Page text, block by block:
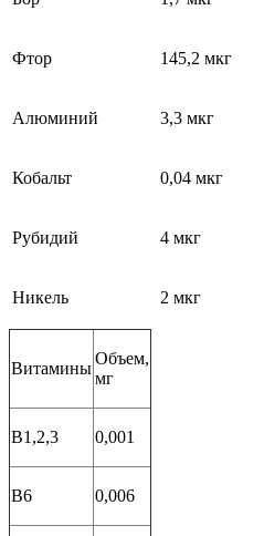
Фтор 145,2 мкг
Алюминий 3,3 мкг
Кобальт 0,04 мкг
Рубидий 4 мкг
Никель 2 мкг
Витамины
Объем,
мг
В1,2,3 0,001
В6 0,006